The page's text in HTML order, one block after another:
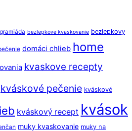
bezlepkove kvaskovanie bezlepkovy
domáci chlieb home
kvaskove recepty
kváskové pečenie kváskové
kváskový recept kvások
muky kvaskovanie muky na